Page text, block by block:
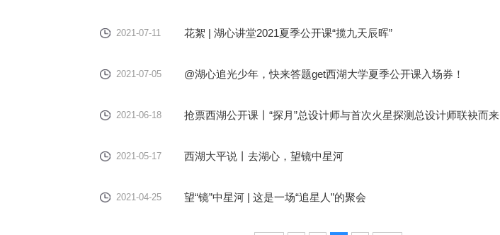
2021-07-11 花絮 | 湖心讲堂2021夏季公开课“揽九天辰晖”
2021-07-05 @湖心追光少年，快来答题get西湖大学夏季公开课入场券！
2021-06-18 抢票西湖公开课丨“探月”总设计师与首次火星探测总设计师联袂而来
2021-05-17 西湖大平说丨去湖心，望镜中星河
2021-04-25 望“镜”中星河 | 这是一场“追星人”的聚会